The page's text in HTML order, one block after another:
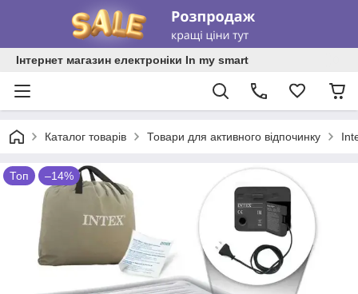
Інтернет магазин електроніки In my smart
Каталог товарів Товари для активного відпочинку
Топ –14%